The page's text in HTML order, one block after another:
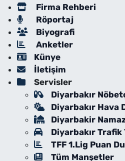
Firma Rehberi
Röportaj
Biyografi
Anketler
Künye
İletişim
Servisler
Diyarbakır
Diyarbakır Hava
Diyarbakir
Diyarbakır Trafik
TFF 1.Lig Puan
Tüm Manşetler